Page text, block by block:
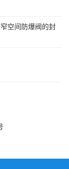
空间防爆阀的封